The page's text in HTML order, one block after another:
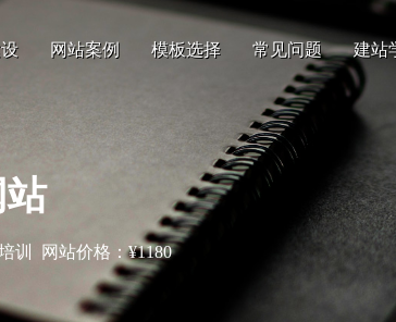
网站案例 模板选择 常见问题 建站
训 网站价格：¥1180